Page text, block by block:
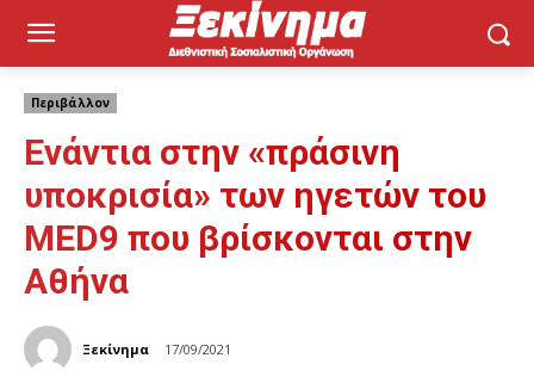
Περιβάλλον
Ενάντια στην «πράσινη
υποκρισία» των ηγετών του
MED9 που βρίσκονται στην
Αθήνα
Ξεκίνημα 17/09/2021